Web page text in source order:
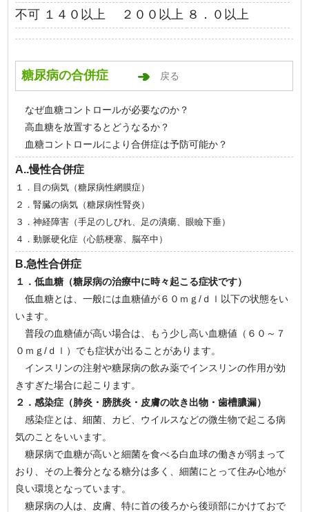
不可 １４０以上 ２００以上 ８．０以上
糖尿病の合併症 戻る
なぜ血糖コントロールが必要なのか？
高血糖を放置するとどうなるか？
血糖コントロールにより合併症は予防可能か？
A..慢性合併症
１．目の病気（糖尿病性網膜症）
２．腎臓の病気（糖尿病性腎炎）
３．神経障害（手足のしびれ、足の潰瘍、眼瞼下垂）
４．動脈硬化症（心筋梗塞、脳卒中）
B.急性合併症
１．低血糖（糖尿病の治療中に時々起こる症状です）
低血糖とは、一般には血糖値が６０ｍｇ/ｄｌ以下の状態をい
います。
普段の血糖値が高い場合は、もう少し高い血糖値（６０～７
０ｍｇ/ｄｌ）でも症状が出ることがあります。
インスリンの注射や糖尿病の飲み薬でインスリンの作用が効
きすぎた場合に起こります。
２．感染症（肺炎・膀胱炎・皮膚の吹き出物・歯槽膿漏）
感染症とは、細菌、カビ、ウイルスなどの微生物で起こる病
気のことをいいます。
糖尿病で血糖が高いと細菌を食べる白血球の働きが弱まって
おり、その上養分となる糖分は多く、細菌にとって住み心地が
良い環境となっています。
糖尿病の人は、皮膚、特に首の後ろから後頭部にかけておで